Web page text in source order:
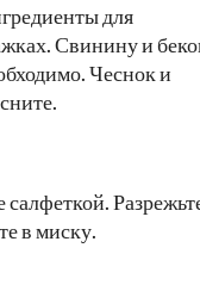
для
Свинину и
Чеснок и
в миску.